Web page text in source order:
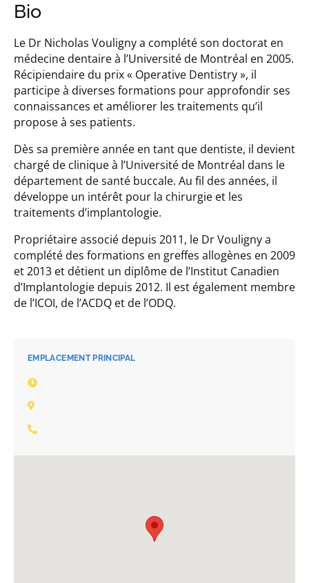
EMPLACEMENT PRINCIPAL
Bio
Le Dr Nicholas Vouligny a complété son doctorat en
médecine dentaire à l’Université de Montréal en 2005.
Récipiendaire du prix « Operative Dentistry », il
participe à diverses formations pour approfondir ses
connaissances et améliorer les traitements qu’il
propose à ses patients.
Dès sa première année en tant que dentiste, il devient
chargé de clinique à l’Université de Montréal dans le
département de santé buccale. Au fil des années, il
développe un intérêt pour la chirurgie et les
traitements d’implantologie.
Propriétaire associé depuis 2011, le Dr Vouligny a
complété des formations en greffes allogènes en 2009
et 2013 et détient un diplôme de l’Institut Canadien
d’Implantologie depuis 2012. Il est également membre
de l’ICOI, de l’ACDQ et de l’ODQ.